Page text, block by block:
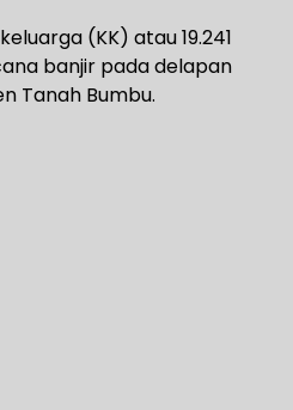
(KK) atau 19.241
banjir pada delapan
Tanah Bumbu.